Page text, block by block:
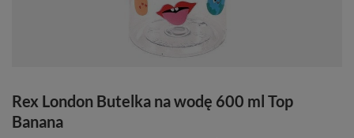
Rex London Butelka na wodę 600 ml Top
Banana